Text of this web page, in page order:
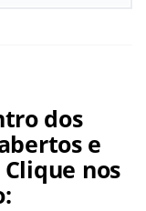
dos
e
nos